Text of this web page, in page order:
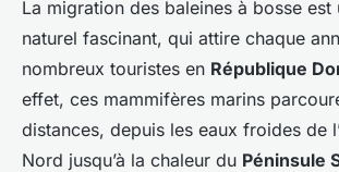
La migration des baleines à bosse est
naturel fascinant, qui attire chaque
nombreux touristes en République
effet, ces mammifères marins
distances, depuis les eaux froides de
Nord jusqu’à la chaleur du Péninsule